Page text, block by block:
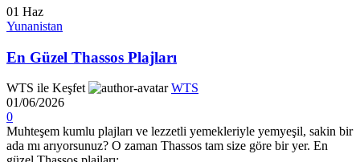
01 Haz
Yunanistan
En Güzel Thassos Plajları
WTS ile Keşfet
WTS
01/06/2026
0
Muhteşem kumlu plajları ve lezzetli yemekleriyle yemyeşil, sakin bir
ada mı arıyorsunuz? O zaman Thassos tam size göre bir yer. En